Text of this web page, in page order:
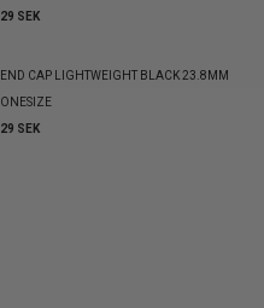
29 SEK
END CAP LIGHTWEIGHT BLACK 23.8MM
ONESIZE
29 SEK